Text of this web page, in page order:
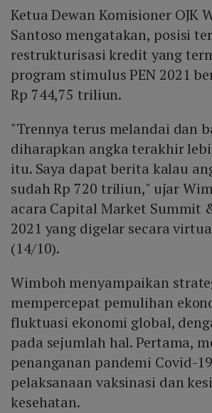
Ketua Dewan Komisioner OJK
Santoso mengatakan, posisi
restrukturisasi kredit yang
program stimulus PEN 2021
Rp 744,75 triliun.
"Trennya terus melandai dan
diharapkan angka terakhir
itu. Saya dapat berita kalau
sudah Rp 720 triliun," ujar
acara Capital Market Summit
2021 yang digelar secara
(14/10).
Wimboh menyampaikan
mempercepat pemulihan
fluktuasi ekonomi global,
pada sejumlah hal. Pertama,
penanganan pandemi Covid-
pelaksanaan vaksinasi dan
kesehatan.